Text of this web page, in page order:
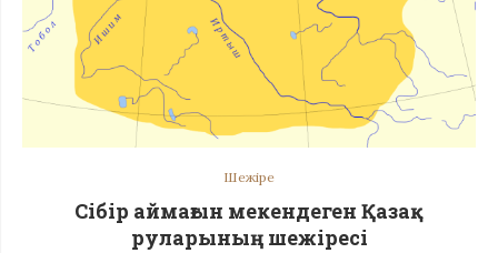
Шежіре
Сібір аймағын мекендеген Қазақ
руларының шежіресі